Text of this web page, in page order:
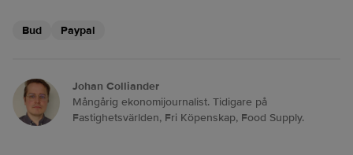
Bud Paypal
Johan Colliander
Mångårig ekonomijournalist. Tidigare på
Fastighetsvärlden, Fri Köpenskap, Food Supply.